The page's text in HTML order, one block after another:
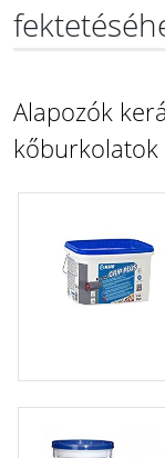
Alapozók